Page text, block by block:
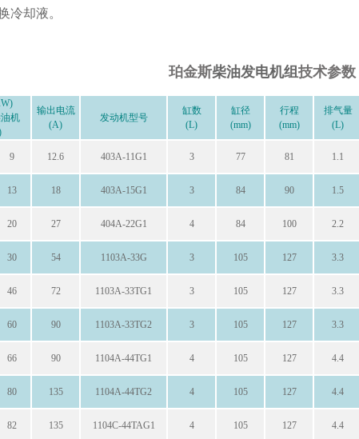
冷却液。
珀金斯柴油发电机组技术参数
机
输出电流
(A)
发动机型号
缸数
(L)
缸径
(mm)
行程
(mm)
排气量
(L)
9 12.6 403A-11G1 3 77 81 1.1
13 18 403A-15G1 3 84 90 1.5
20 27 404A-22G1 4 84 100 2.2
30 54 1103A-33G 3 105 127 3.3
46 72 1103A-33TG1 3 105 127 3.3
60 90 1103A-33TG2 3 105 127 3.3
66 90 1104A-44TG1 4 105 127 4.4
80 135 1104A-44TG2 4 105 127 4.4
82 135 1104C-44TAG1 4 105 127 4.4